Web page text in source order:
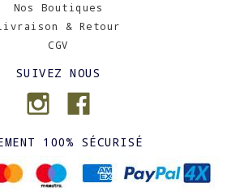
Nos Boutiques
& Retour
CGV
SUIVEZ NOUS
100% SÉCURISÉ